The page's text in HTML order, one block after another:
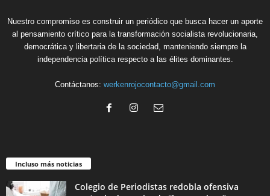
Nuestro compromiso es construir un periódico que busca hacer un aporte
al pensamiento crítico para la transformación socialista revolucionaria,
democrática y libertaria de la sociedad, manteniendo siempre la
independencia política respecto a las élites dominantes.
Contáctanos: werkenrojocontacto@gmail.com
Incluso más noticias
Colegio de Periodistas redobla ofensiva